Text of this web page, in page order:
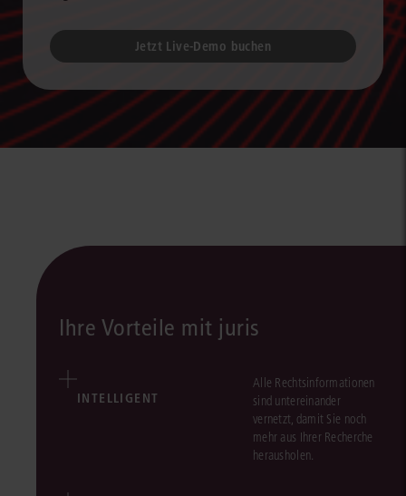
Jetzt Live-Demo buchen
Ihre Vorteile mit juris
INTELLIGENT
Alle Rechtsinformationen
sind untereinander
vernetzt, damit Sie noch
mehr aus Ihrer Recherche
herausholen.